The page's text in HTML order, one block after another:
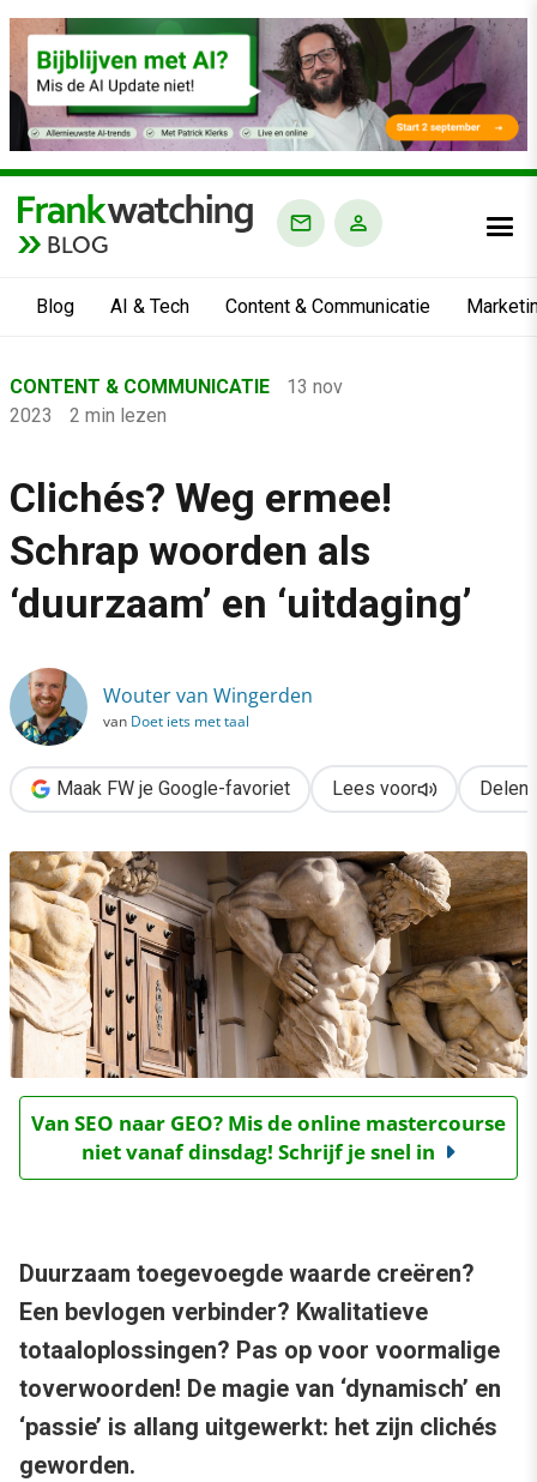
BLOG
Blog AI & Tech Content & Communicatie
›
Content & Communicatie
›
Clichés? Weg ermee! Schrap woorden als ‘duurzaam’ en
CONTENT & COMMUNICATIE
13 nov
2023
2 min lezen
Clichés? Weg ermee!
Schrap woorden als
‘duurzaam’ en ‘uitdaging’
Wouter van Wingerden
van Doet iets met taal
Maak FW je Google-favoriet Lees voor Delen
Van SEO naar GEO? Mis de online mastercourse
niet vanaf dinsdag! Schrijf je snel in
Duurzaam toegevoegde waarde creëren?
Een bevlogen verbinder? Kwalitatieve
totaaloplossingen? Pas op voor voormalige
toverwoorden! De magie van ‘dynamisch’ en
‘passie’ is allang uitgewerkt: het zijn clichés
geworden.